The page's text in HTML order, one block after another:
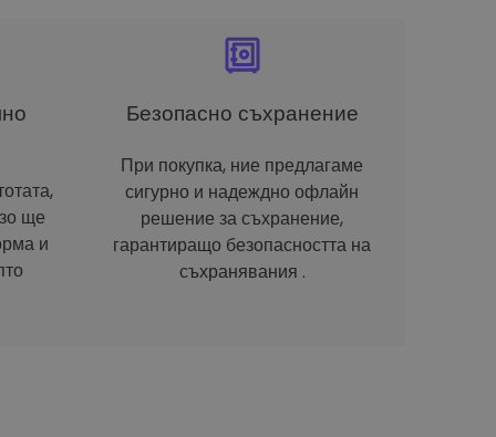
ще
и
Безопасно съхранение
При покупка, ние предлагаме
сигурно и надеждно офлайн
решение за съхранение,
гарантиращо безопасността на
съхранявания .